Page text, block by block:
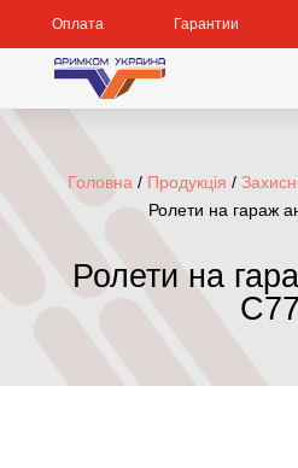
Оплата Гарантии
Головна / Продукція /
Ролети на гараж
Ролети на
С77